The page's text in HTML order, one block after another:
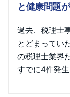
と健康問題
過去、税理士
とどまってい
の税理士業界
すでに4件発生